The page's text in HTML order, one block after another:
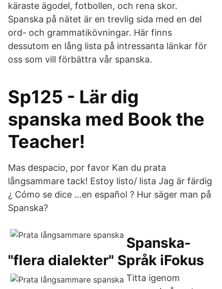
käraste ägodel, fotbollen, och rena skor.
Spanska på nätet är en trevlig sida med en del
ord- och grammatikövningar. Här finns
dessutom en lång lista på intressanta länkar för
oss som vill förbättra vår spanska.
Sp125 - Lär dig
spanska med Book the
Teacher!
Mas despacio, por favor Kan du prata
långsammare tack! Estoy listo/ lista Jag är färdig
¿ Cómo se dice …en español ? Hur säger man på
Spanska?
Spanska-
"flera dialekter" Språk iFokus
Titta igenom